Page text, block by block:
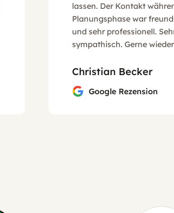
lassen. Der Kontakt
Planungsphase war
und sehr professionell.
sympathisch. Gerne
Christian Becker
Google Rezension